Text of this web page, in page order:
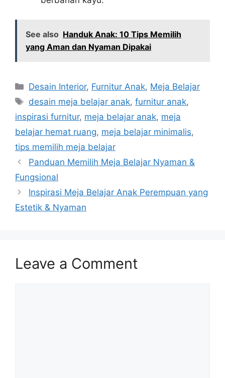
See also Handuk Anak: 10 Tips Memilih
yang Aman dan Nyaman Dipakai
Categories
Desain Interior, Furnitur Anak, Meja Belajar
Tags
desain meja belajar anak,furnitur anak,
inspirasi furnitur, meja belajar anak, meja
belajar hemat ruang, meja belajar minimalis,
tips memilih meja belajar
Panduan Memilih Meja Belajar Nyaman &
Fungsional
Inspirasi Meja Belajar Anak Perempuan yang
Estetik & Nyaman
Leave a Comment